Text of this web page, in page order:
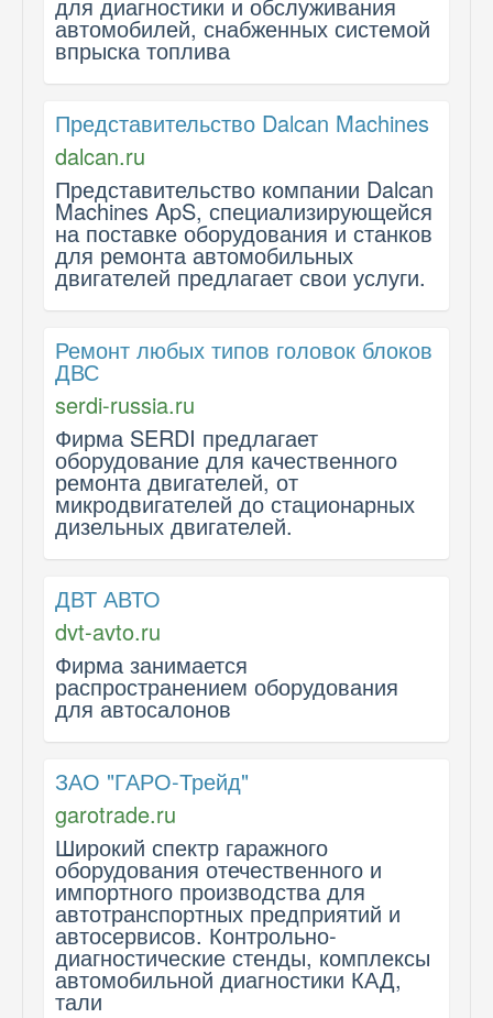
автомобилей, снабженных системой
впрыска топлива
Представительство Dalcan Machines
dalcan.ru
Представительство компании Dalcan
Machines ApS, специализирующейся
на поставке оборудования и станков
для ремонта автомобильных
двигателей предлагает свои услуги.
Ремонт любых типов головок блоков
ДВС
serdi-russia.ru
Фирма SERDI предлагает
оборудование для качественного
ремонта двигателей, от
микродвигателей до стационарных
дизельных двигателей.
ДВТ АВТО
dvt-avto.ru
Фирма занимается
распространением оборудования
для автосалонов
ЗАО "ГАРО-Трейд"
garotrade.ru
Широкий спектр гаражного
оборудования отечественного и
импортного производства для
автотранспортных предприятий и
автосервисов. Контрольно-
диагностические стенды, комплексы
автомобильной диагностики КАД,
тали